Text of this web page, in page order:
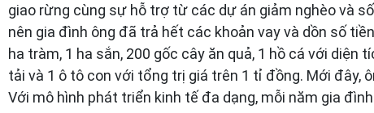
giao rừng cùng sự hỗ trợ từ các dự án giảm nghèo và
nên gia đình ông đã trả hết các khoản vay và dồn số
ha tràm, 1 ha sắn, 200 gốc cây ăn quả, 1 hồ cá với
tải và 1 ô tô con với tổng trị giá trên 1 tỉ đồng. Mới
Với mô hình phát triển kinh tế đa dạng, mỗi năm gia